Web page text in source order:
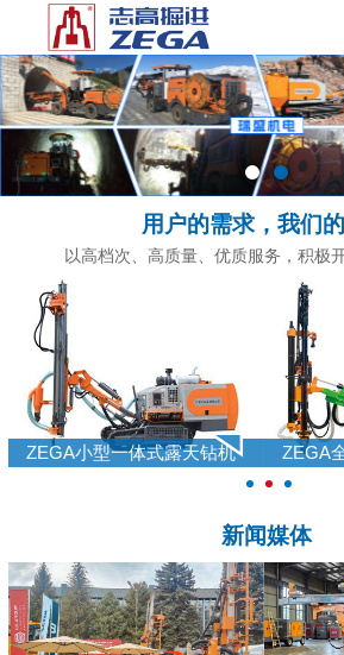
水
用户的需求，我们
以高档次、高质量、优质服务，积
ZEGA小型一体式露天钻机 ZEGA
新闻媒体